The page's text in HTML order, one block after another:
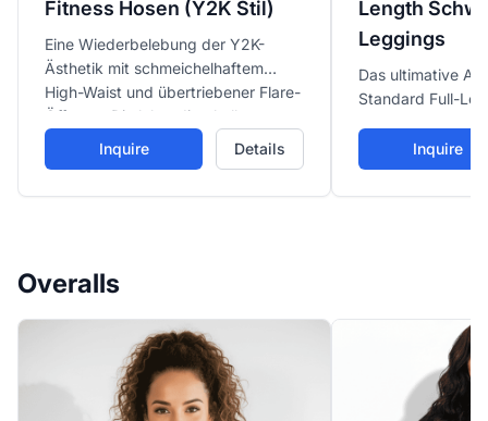
Fitness Hosen (Y2K Stil)
Eine Wiederbelebung der Y2K-
Ästhetik mit schmeichelhaftem
High-Waist und übertriebener Flare-
Öffnung. Die lebendige hellrosa
Farbe macht dies zu einem
herausragenden Stück für modische
Inquire Details
Length
Leggings
Das ultimative
Standard Full-
Vielseitiges
Casual-Wear,
Layering.
Inquire
Overalls